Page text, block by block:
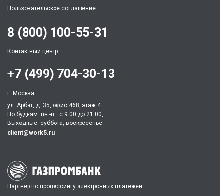
Пользовательское соглашение
Партнер по процессингу электронных платежей
8 (800) 100-55-31
Контактный центр
+7 (499) 704-30-13
г. Москва
ул. Арбат, д. 35, офис 468, этаж 4
По будням: пн.-пт. c 9:00 до 21:00,
Выходные: суббота, воскресенье
client@work5.ru